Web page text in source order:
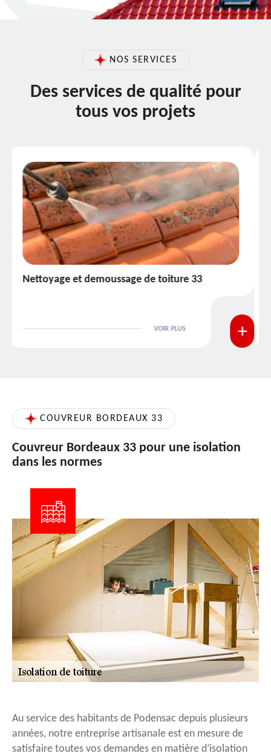
NOS SERVICES
Des services de qualité pour
tous vos projets
Etanchéité toiture 33
VOIR PLUS
COUVREUR BORDEAUX 33
Couvreur Bordeaux 33 pour une isolation
dans les normes
Au service des habitants de Podensac depuis plusieurs
années, notre entreprise artisanale est en mesure de
satisfaire toutes vos demandes en matière d’isolation